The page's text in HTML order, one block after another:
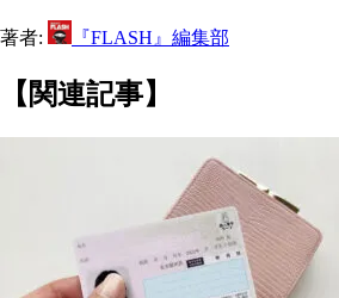
著者: 『FLASH』編集部
【関連記事】